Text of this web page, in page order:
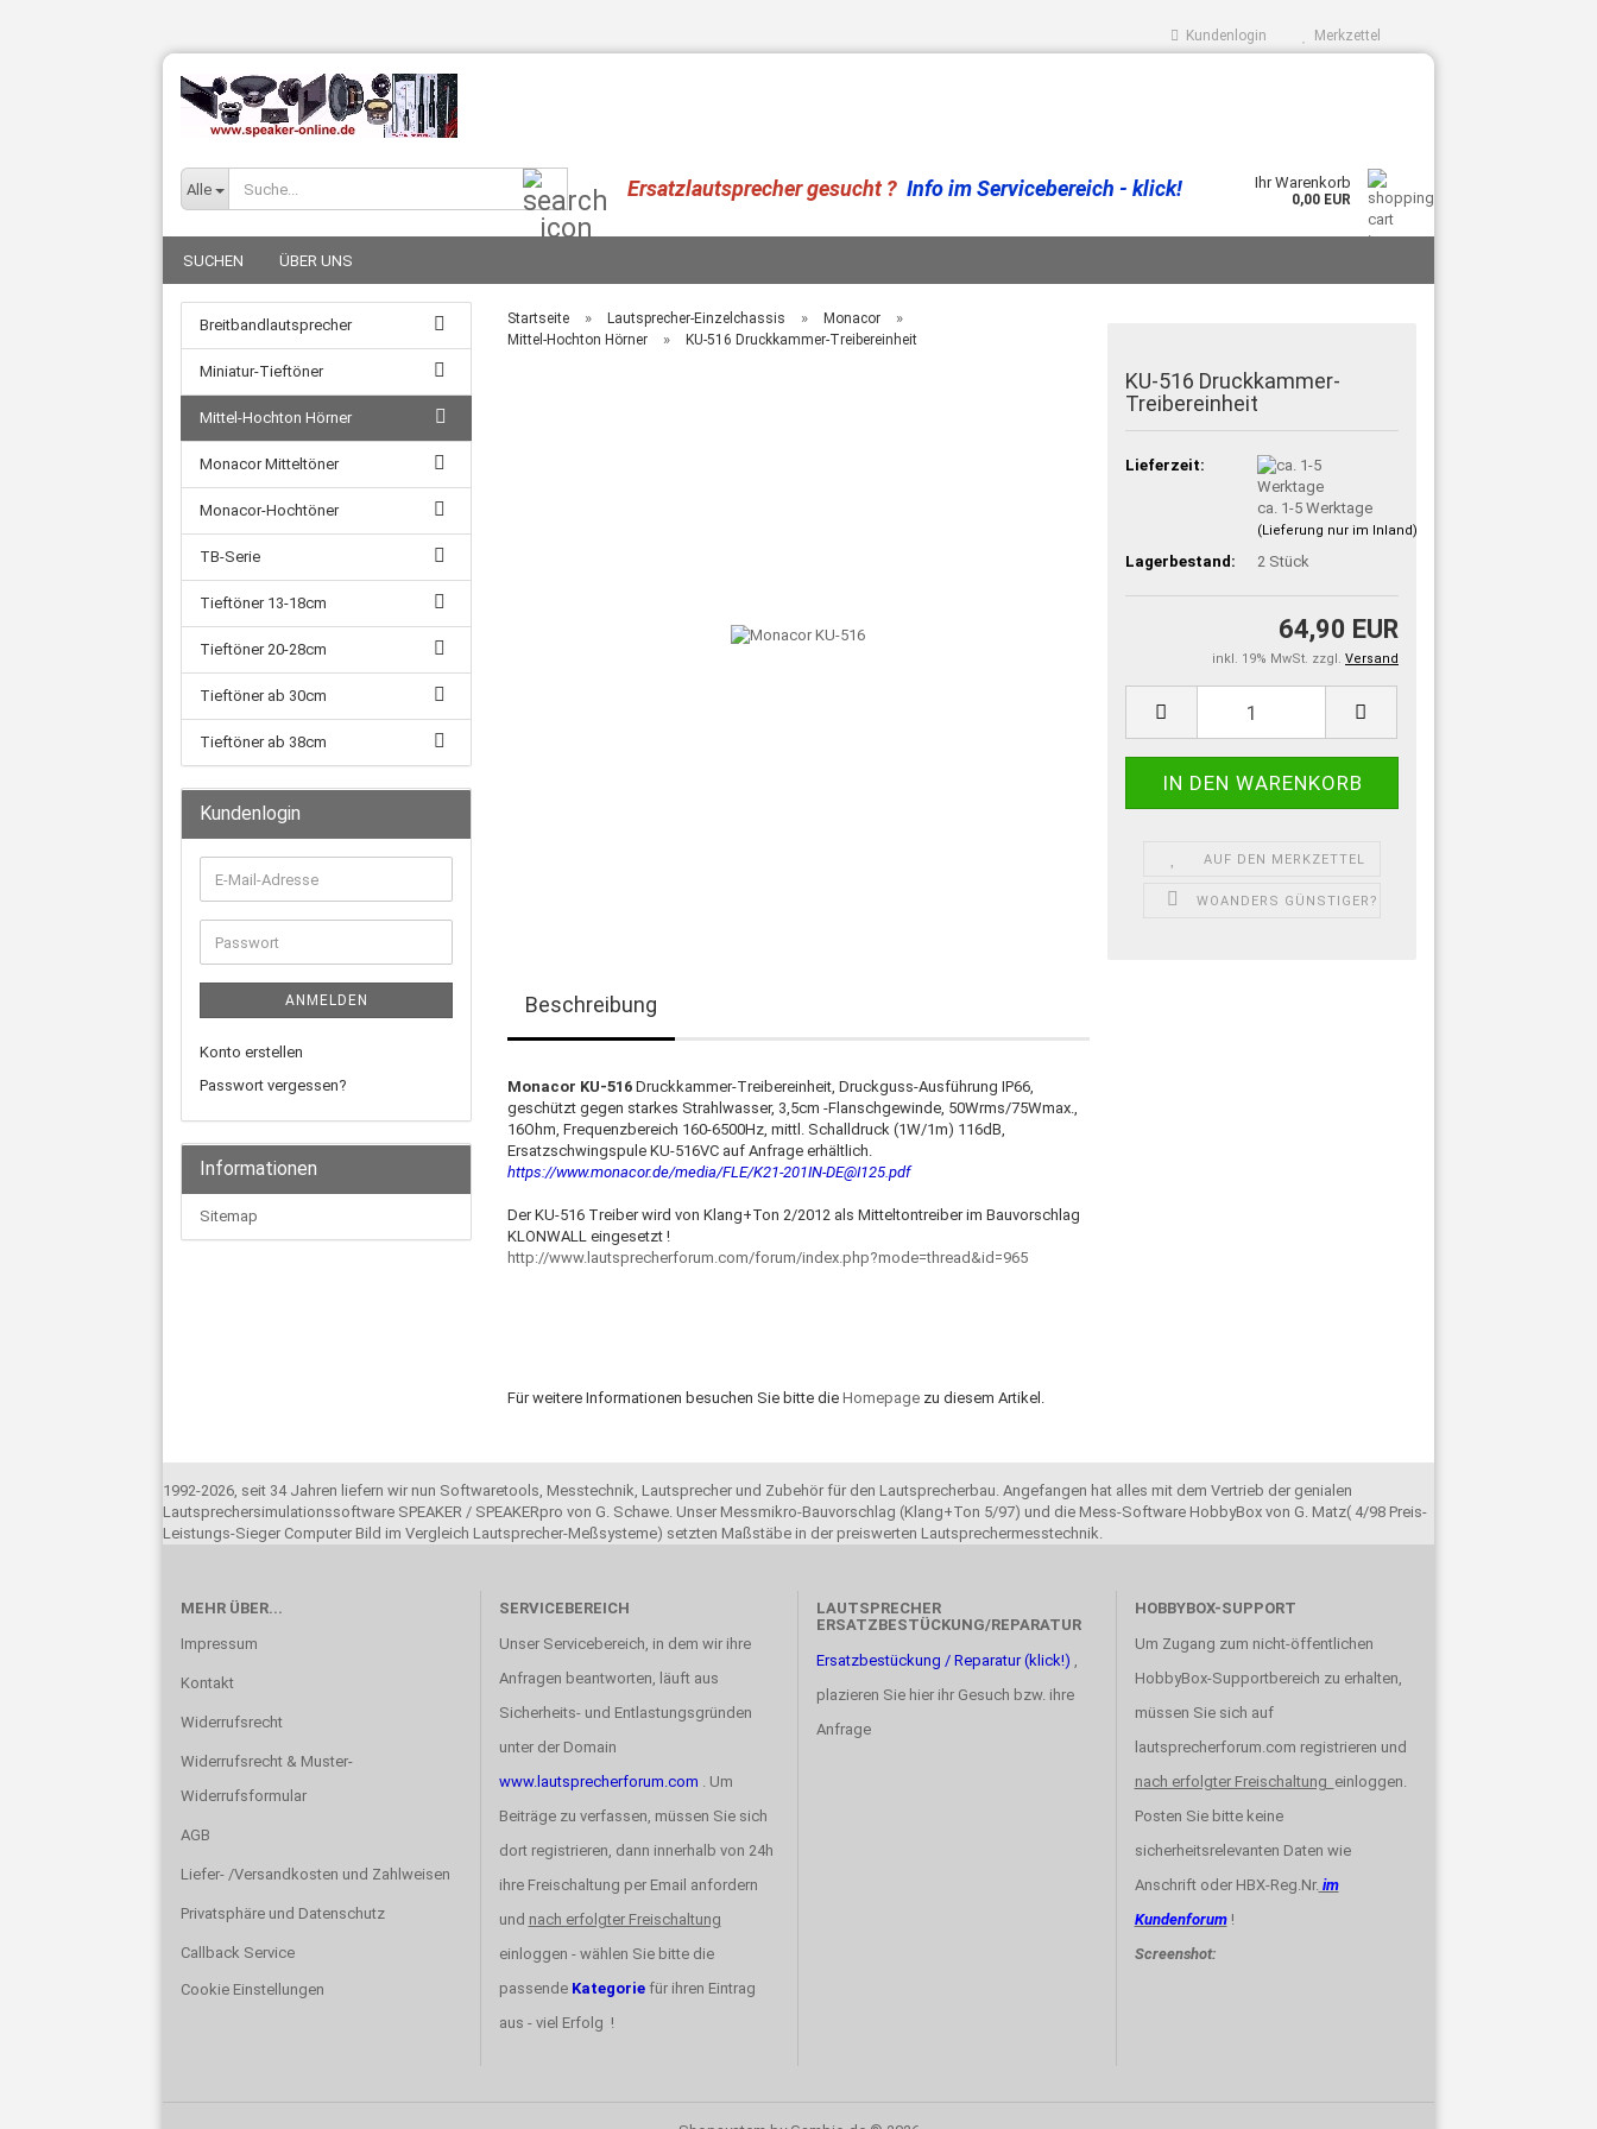
Kundenlogin Merkzettel
Alle Ersatzlautsprecher gesucht ? Info im Servicebereich - klick! Ihr Warenkorb
0,00 EUR
SUCHEN ÜBER UNS
Startseite » Lautsprecher-Einzelchassis » Monacor »
Mittel-Hochton Hörner » KU-516 Druckkammer-Treibereinheit
KU-516 Druckkammer-
Treibereinheit
Lieferzeit:
ca. 1-5 Werktage
(Lieferung nur im Inland)
Lagerbestand: 2 Stück
64,90 EUR
inkl. 19% MwSt. zzgl. Versand
AUF DEN MERKZETTEL
WOANDERS GÜNSTIGER?
Beschreibung
Monacor KU-516 Druckkammer-Treibereinheit, Druckguss-Ausführung IP66,
geschützt gegen starkes Strahlwasser, 3,5cm -Flanschgewinde, 50Wrms/75Wmax.,
16Ohm, Frequenzbereich 160-6500Hz, mittl. Schalldruck (1W/1m) 116dB,
Ersatzschwingspule KU-516VC auf Anfrage erhältlich.
https://www.monacor.de/media/FLE/K21-201IN-DE@I125.pdf
Der KU-516 Treiber wird von Klang+Ton 2/2012 als Mitteltontreiber im Bauvorschlag
KLONWALL eingesetzt !
http://www.lautsprecherforum.com/forum/index.php?mode=thread&id=965
Für weitere Informationen besuchen Sie bitte die Homepage zu diesem Artikel.
Breitbandlautsprecher
Miniatur-Tieftöner
Mittel-Hochton Hörner
Monacor Mitteltöner
Monacor-Hochtöner
TB-Serie
Tieftöner 13-18cm
Tieftöner 20-28cm
Tieftöner ab 30cm
Tieftöner ab 38cm
Kundenlogin
E-
Mail-
Adresse
Passwort
ANMELDEN
Konto erstellen
Passwort vergessen?
Informationen
Sitemap
1992-2026, seit 34 Jahren liefern wir nun Softwaretools, Messtechnik, Lautsprecher und Zubehör für den Lautsprecherbau. Angefangen hat alles mit dem Vertrieb der genialen
Lautsprechersimulationssoftware SPEAKER / SPEAKERpro von G. Schawe. Unser Messmikro-Bauvorschlag (Klang+Ton 5/97) und die Mess-Software HobbyBox von G. Matz( 4/98 Preis-
Leistungs-Sieger Computer Bild im Vergleich Lautsprecher-Meßsysteme) setzten Maßstäbe in der preiswerten Lautsprechermesstechnik.
MEHR ÜBER...
Impressum
Kontakt
Widerrufsrecht
Widerrufsrecht & Muster-
Widerrufsformular
AGB
Liefer- /Versandkosten und Zahlweisen
Privatsphäre und Datenschutz
Callback Service
Cookie Einstellungen
SERVICEBEREICH
Unser Servicebereich, in dem wir ihre
Anfragen beantworten, läuft aus
Sicherheits- und Entlastungsgründen
unter der Domain
www.lautsprecherforum.com . Um
Beiträge zu verfassen, müssen Sie sich
dort registrieren, dann innerhalb von 24h
ihre Freischaltung per Email anfordern
und nach erfolgter Freischaltung
einloggen - wählen Sie bitte die
passende Kategoriefür ihren Eintrag
aus - viel Erfolg !
LAUTSPRECHER
ERSATZBESTÜCKUNG/REPARATUR
Ersatzbestückung / Reparatur (klick!) ,
plazieren Sie hier ihr Gesuch bzw. ihre
Anfrage
HOBBYBOX-SUPPORT
Um Zugang zum nicht-öffentlichen
HobbyBox-Supportbereich zu erhalten,
müssen Sie sich auf
lautsprecherforum.com registrieren und
nach erfolgter Freischaltung einloggen.
Posten Sie bitte keine
sicherheitsrelevanten Daten wie
Anschrift oder HBX-Reg.Nr. im
Kundenforum!
Screenshot: